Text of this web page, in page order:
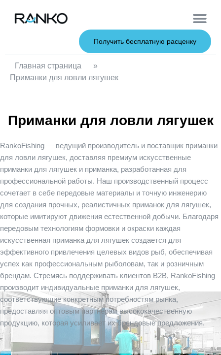
Получить бесплатную расценку
Главная страница
»
Приманки для ловли лягушек
Приманки для ловли лягушек
RankoFishing — ведущий производитель и поставщик приманки
для ловли лягушек, доставляя премиум искусственные
приманки для лягушек и приманка, разработанная для
профессиональной работы. Наш производственный процесс
сочетает в себе передовые материалы и точную инженерию
для создания прочных, реалистичных приманок для лягушек,
которые имитируют движения естественной добычи. Благодаря
передовым технологиям формовки и окраски каждая
искусственная приманка для лягушек создается для
эффективного привлечения целевых видов рыб, обеспечивая
успех как профессиональным рыболовам, так и розничным
брендам. Стремясь поддерживать клиентов B2B, RankoFishing
производит индивидуальные приманки для лягушек,
соответствующие конкретным потребностям рынка,
предоставляя оптовым партнерам высококачественную
продукцию, которая усиливает их брендовые предложения.